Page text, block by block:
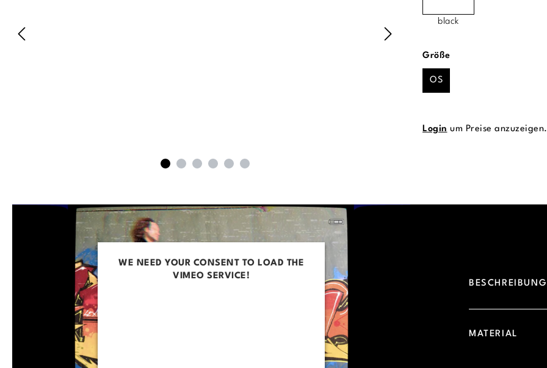
black
Größeauswählen
OS
Login um Preise anzuzeigen.
WE NEED YOUR CONSENT TO LOAD THE
VIMEO SERVICE!
BESCHREIBUNG
MATERIAL